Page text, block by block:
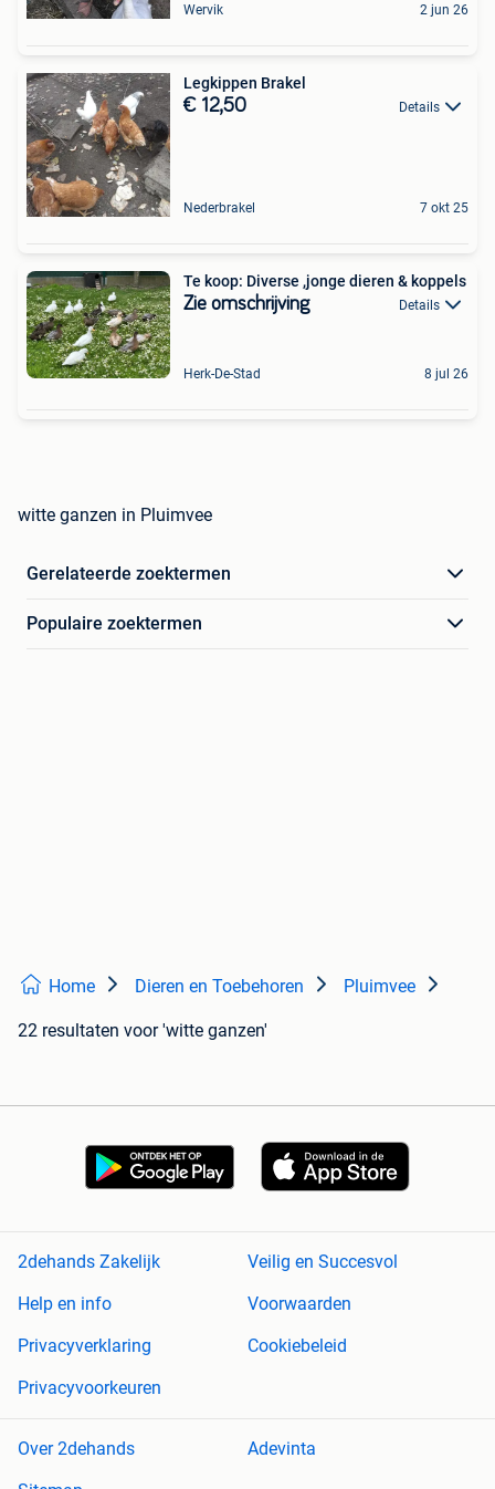
Wervik 2 jun 26
Legkippen Brakel
€ 12,50 Details
Nederbrakel 7 okt 25
Te koop: Diverse ,jonge dieren & koppels
Zie omschrijving Details
Herk-De-Stad 8 jul 26
witte ganzen in Pluimvee
Gerelateerde zoektermen
Populaire zoektermen
Home Dieren en Toebehoren Pluimvee
22 resultaten voor 'witte ganzen'
2dehands Zakelijk
Veilig en Succesvol
Help en info
Voorwaarden
Privacyverklaring
Cookiebeleid
Privacyvoorkeuren
Over 2dehands
Adevinta